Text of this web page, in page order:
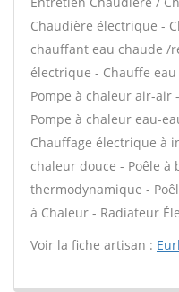
Chaudière électrique -
chauffant eau chaude /
électrique - Chauffe
Pompe à chaleur air-air
Pompe à chaleur eau-
Chauffage électrique à
chaleur douce - Poêle à
thermodynamique -
à Chaleur - Radiateur
Voir la fiche artisan :